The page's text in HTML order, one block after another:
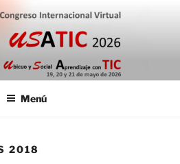
INTERNACIONAL
Menú
2018